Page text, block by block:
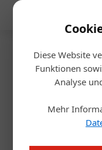
Diese Website
Funktionen
Analyse
Mehr
Rolf